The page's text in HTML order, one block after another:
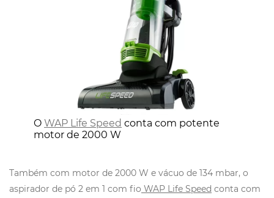
O WAP Life Speed conta com potente
motor de 2000 W
Também com motor de 2000 W e vácuo de 134 mbar, o
aspirador de pó 2 em 1 com fio WAP Life Speed conta com